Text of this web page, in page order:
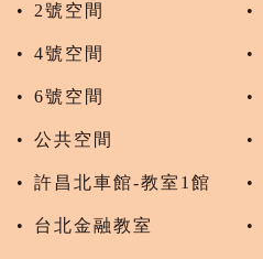
2號空間
4號空間
6號空間
公共空間
許昌北車館-教室1館
台北金融教室